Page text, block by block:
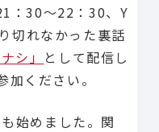
：30～22：30、Y
切れなかった裏話
シ」 として配信し
ください。
始めました。関